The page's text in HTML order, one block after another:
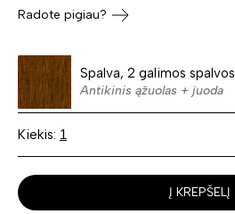
Radote pigiau?
Spalva, 2 galimos spalvos
Antikinis ąžuolas + juoda
Kiekis:
Į KREPŠELĮ